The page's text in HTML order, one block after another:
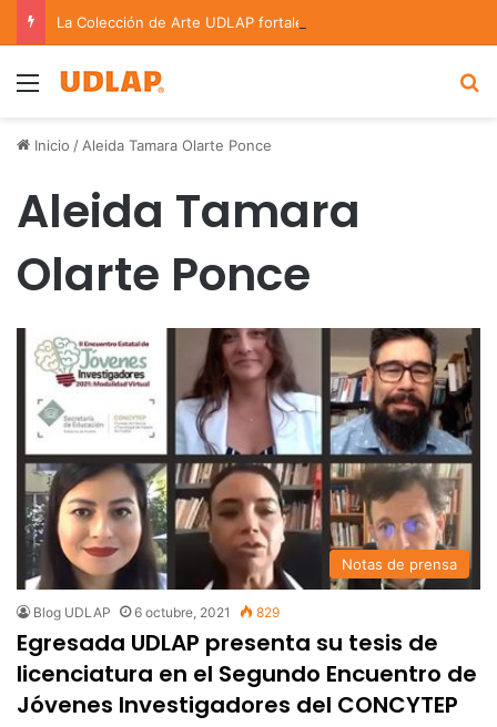
Menu
Inicio / Aleida Tamara Olarte Ponce
Aleida Tamara
Olarte Ponce
Notas de prensa
Blog UDLAP 6 octubre, 2021 829
Egresada UDLAP presenta su tesis de
licenciatura en el Segundo Encuentro de
Jóvenes Investigadores del CONCYTEP